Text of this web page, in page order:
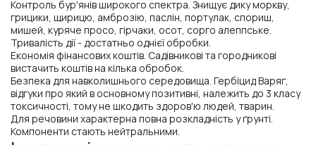
Контроль бур'янів широкого спектра. Знищує дику моркву,
грицики, щирицю, амброзію, паслін, портулак, спориш,
мишей, куряче просо, гірчаки, осот, сорго алеппське.
Тривалість дії - достатньо однієї обробки.
Економія фінансових коштів. Садівникові та городникові
вистачить коштів на кілька обробок.
Безпека для навколишнього середовища. Гербіцид Варяг,
відгуки про який в основному позитивні, належить до 3 класу
токсичності, тому не шкодить здоров'ю людей, тварин.
Для речовини характерна повна розкладність у ґрунті.
Компоненти стають нейтральними.